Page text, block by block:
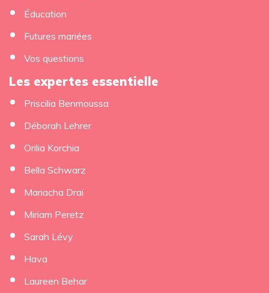
Éducation
Futures mariées
Vos questions
Les expertes essentielle
Priscilia Benmoussa
Déborah Lehrer
Orilia Korchia
Bella Schwarz
Mariacha Drai
Miriam Peretz
Sarah Lévy
Hava
Laureen Behar